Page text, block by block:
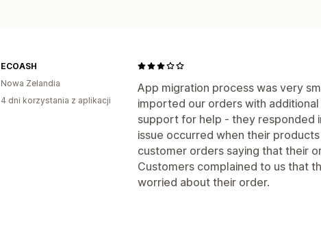
App migration process was very
imported our orders with
support for help - they responded
issue occurred when their
customer orders saying that their
Customers complained to us that
worried about their order.
ECOASH
Nowa Zelandia
4 dni korzystania z aplikacji